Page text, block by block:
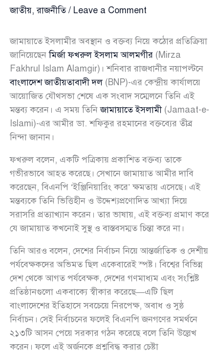
জাতীয়,রাজনীতি/ Leave a Comment
জামায়াতে ইসলামীর অবস্থান ও বক্তব্য নিয়ে কঠোর প্রতিক্রিয়া
জানিয়েছেনমির্জা ফখরুল ইসলাম আলমগীর (Mirza
Fakhrul Islam Alamgir)। শনিবার রাজধানীর নয়াপল্টনে
বাংলাদেশ জাতীয়তাবাদী দল(BNP)-এর কেন্দ্রীয় কার্যালয়ে
আয়োজিত যৌথসভা শেষে এক সংবাদ সম্মেলনে তিনি এই
মন্তব্য করেন। এ সময় তিনিজামায়াতে ইসলামী(Jamaat-e-
Islami)-এর আমীর ডা. শফিকুর রহমানের বক্তব্যের তীব্র
নিন্দা জানান।
ফখরুল বলেন, একটি পত্রিকায় প্রকাশিত বক্তব্য তাকে
গভীরভাবে আহত করেছে। সেখানে জামায়াত আমীর দাবি
করেছেন, বিএনপি ‘ইঞ্জিনিয়ারিং করে’ ক্ষমতায় এসেছে। এই
মন্তব্যকে তিনি ভিত্তিহীন ও উদ্দেশ্যপ্রণোদিত আখ্যা দিয়ে
সরাসরি প্রত্যাখ্যান করেন। তার ভাষায়, এই বক্তব্য প্রমাণ করে
যে জামায়াত কখনোই সুস্থ ও বাস্তবসম্মত চিন্তা করে না।
তিনি আরও বলেন, দেশের নির্বাচন নিয়ে আন্তর্জাতিক ও দেশীয়
পর্যবেক্ষকদের অভিমত ছিল একেবারেই স্পষ্ট। বিশ্বের বিভিন্ন
দেশ থেকে আগত পর্যবেক্ষক, দেশের গণমাধ্যম এবং সংশ্লিষ্ট
প্রতিষ্ঠানগুলো একবাক্যে স্বীকার করেছে—এটি ছিল
বাংলাদেশের ইতিহাসে সবচেয়ে নিরপেক্ষ, অবাধ ও সুষ্ঠ
নির্বাচন। সেই নির্বাচনের ফলেই বিএনপি জনগণের সমর্থনে
২১৩টি আসন পেয়ে সরকার গঠন করেছে বলে তিনি উল্লেখ
করেন। ফলে এই অর্জনকে প্রশ্নবিদ্ধ করার চেষ্টা